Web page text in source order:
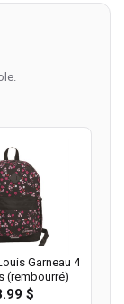
Garneau 4
(rembourré)
$